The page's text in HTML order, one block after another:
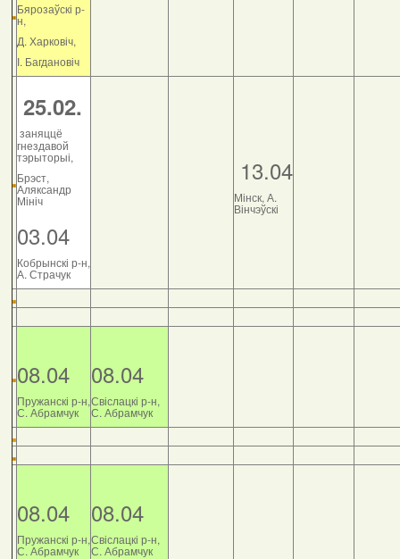
Бярозаўскі р-
н,
Д. Харковіч,
І. Багдановіч
25.02.
заняццё
гнездавой
тэрыторыі,
Брэст,
Аляксандр
Мініч
03.04
Кобрынскі р-н,
А. Страчук
13.04
Мінск, А.
Вінчэўскі
08.04
Пружанскі р-н,
С. Абрамчук
08.04
Свіслацкі р-н,
С. Абрамчук
08.04
Пружанскі р-н,
С. Абрамчук
08.04
Свіслацкі р-н,
С. Абрамчук